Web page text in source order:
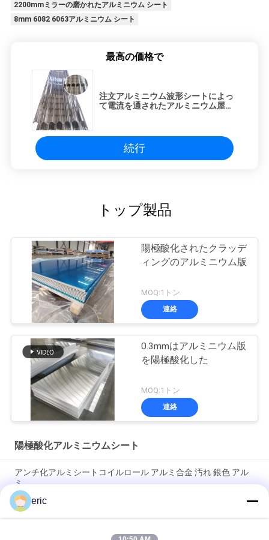
2200mmミラーの磨かれたアルミニウム シート
8mm 6082 6063アルミニウム シート
最高の価格で
注文アルミニウム波形シートによっ
て電流を通されたアルミニウム屋根
続行
トップ製品
陽極酸化されたクラッデ
ィングのアルミニウム版
MOQ:1トン
連絡
0.3mmはアルミニウム版
を陽極酸化した
MOQ:1トン
連絡
陽極酸化アルミニウムシート
アンチ化アルミシートコイルロール アルミ合金 汚れ 銀色 アル
ミ
3000のシリーズ1500mmはナンバー プレートのためのアルミ
ニウム シートを陽極酸化した
eric